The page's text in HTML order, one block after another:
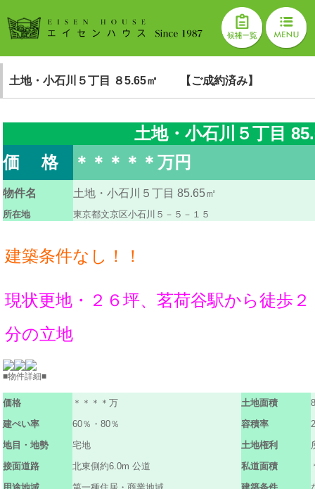
土地・小石川５丁目 ８5.65㎡ 【ご成約済み】
土地・小石川５丁目
価 格
＊＊＊＊＊万円
物件名 土地・小石川５丁目 85.65㎡
所在地 東京都文京区小石川５－５－１５
建築条件なし！！
現状更地・２６坪、茗荷谷駅から徒歩２
分の立地
■物件詳細■
価格 ＊＊＊＊万 土地面積
建ぺい率
60％・80％ 容積率
地目・地勢
宅地 土地権利
接面道路
北東側約6.0m 公道 私道面積